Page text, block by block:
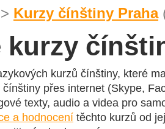
Kurzy čínštiny Praha
kurzy
kurzů čínštiny, které
přes internet (Skype,
texty, audio a videa pro
a hodnocení těchto kurzů od